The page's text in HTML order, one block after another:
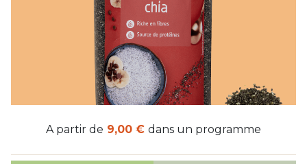
A partir de 9,00 € dans un programme